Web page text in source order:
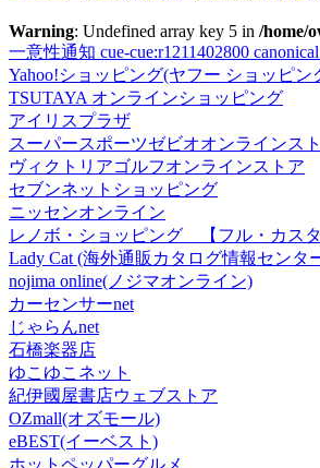
Warning: Undefined array key 5 in /home/
一意性通知 cue-cue:r1211402800
Yahoo!ショッピング(ヤフー ショッピン
TSUTAYA オンラインショッピング
アイリスプラザ
スーパースポーツゼビオオンラインス
ヴィクトリアゴルフオンラインストア
セブンネットショッピング
ニッセンオンライン
レノボ・ショッピング 【フル・カスタ
Lady Cat (海外通販カタログ情報センタ
nojima online(ノジマオンライン)
カーセンサーnet
じゃらんnet
石橋楽器店
ゆこゆこネット
紀伊國屋書店ウェブストア
OZmall(オズモール)
eBEST(イーベスト)
ホットペッパーグルメ